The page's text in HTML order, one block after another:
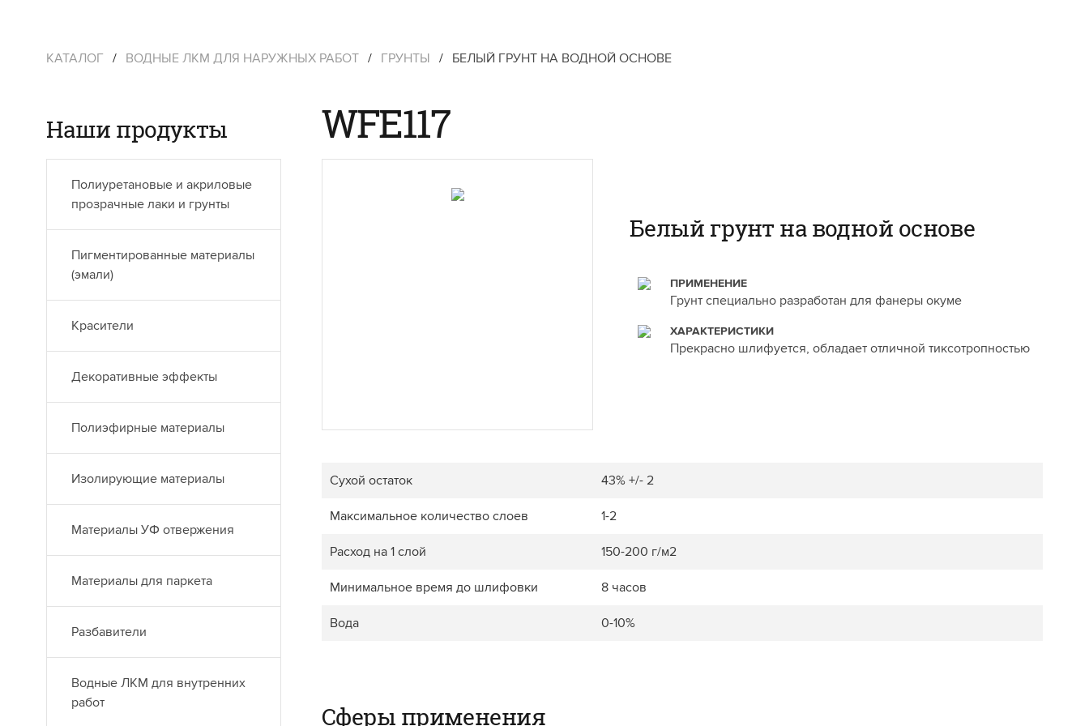
КАТАЛОГ / ВОДНЫЕ ЛКМ ДЛЯ НАРУЖНЫХ РАБОТ / ГРУНТЫ / БЕЛЫЙ ГРУНТ НА ВОДНОЙ ОСНОВЕ
Наши продукты
Полиуретановые и акриловые
прозрачные лаки и грунты
Пигментированные материалы
(эмали)
Красители
Декоративные эффекты
Полиэфирные материалы
Изолирующие материалы
Материалы УФ отвержения
Материалы для паркета
Разбавители
Водные ЛКМ для внутренних
работ
WFE117
Белый грунт на водной основе
ПРИМЕНЕНИЕ
Грунт специально разработан для фанеры окуме
ХАРАКТЕРИСТИКИ
Прекрасно шлифуется, обладает отличной тиксотропностью
Сухой остаток 43% +/- 2
Максимальное количество слоев 1-2
Расход на 1 слой 150-200 г/м2
Минимальное время до шлифовки 8 часов
Вода 0-10%
Сферы применения